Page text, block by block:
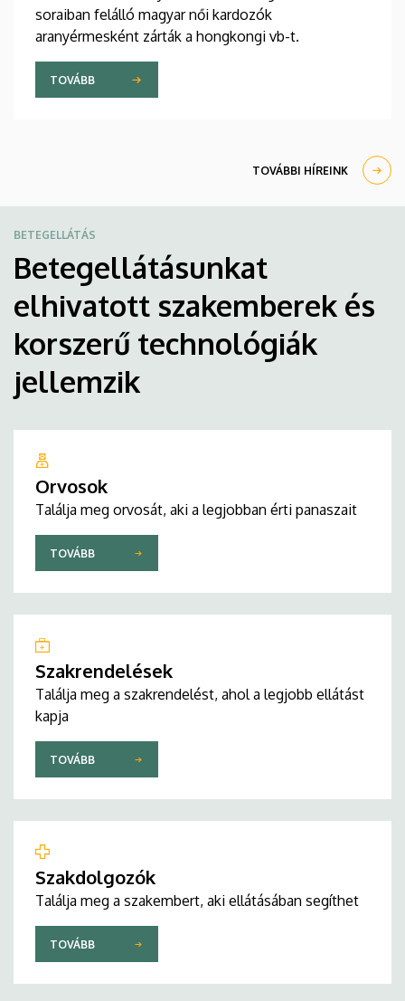
soraiban felálló magyar női kardozók
aranyérmesként zárták a hongkongi vb-t.
TOVÁBB
TOVÁBBI HÍREINK
BETEGELLÁTÁS
Betegellátásunkat
elhivatott szakemberek és
korszerű technológiák
jellemzik
Orvosok
Találja meg orvosát, aki a legjobban érti panaszait
TOVÁBB
Szakrendelések
Találja meg a szakrendelést, ahol a legjobb ellátást
kapja
TOVÁBB
Szakdolgozók
Találja meg a szakembert, aki ellátásában segíthet
TOVÁBB